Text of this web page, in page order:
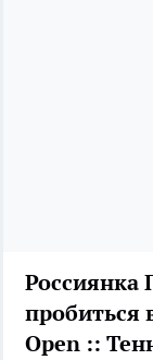
Россиянка
пробиться
Open ::